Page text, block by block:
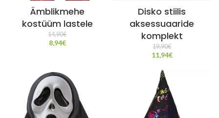
Ämblikmehe
kostüüm lastele
14,90€
8,94€
Disko stiilis
aksessuaaride
komplekt
19,90€
11,94€